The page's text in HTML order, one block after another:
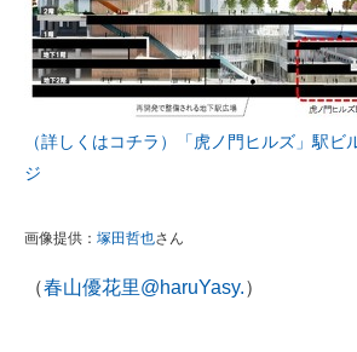
（詳しくはコチラ）「虎ノ門ヒルズ」駅ビ
ジ
画像提供： 塚田哲也さん
（春山優花里@haruYasy.）